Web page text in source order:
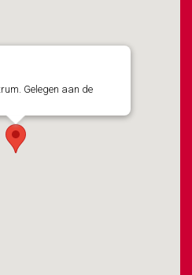
Gelegen aan de